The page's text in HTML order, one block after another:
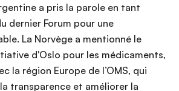
a pris la parole en tant
dernier Forum pour une
La Norvège a mentionné le
d'Oslo pour les médicaments,
la région Europe de l’OMS, qui
transparence et améliorer la